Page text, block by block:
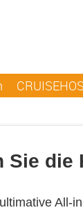
Sie die
All-